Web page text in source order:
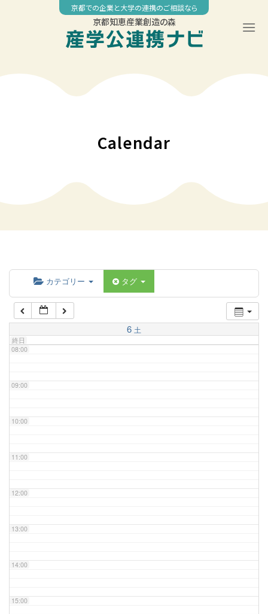
京都での企業と大学の連携のご相談なら
京都知恵産業創造の森
Calendar
カテゴリー タグ
6 土
終日
04:00
07:00
08:00
09:00
10:00
11:00
12:00
13:00
14:00
15:00